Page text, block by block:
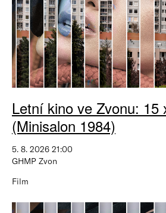
Letní kino ve Zvonu: 15
(Minisalon 1984)
5. 8. 2026 21:00
GHMP Zvon
Film